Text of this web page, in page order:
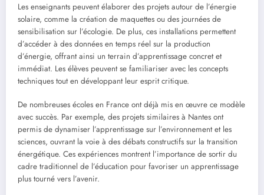
Les enseignants peuvent élaborer des projets autour de l’énergie
solaire, comme la création de maquettes ou des journées de
sensibilisation sur l’écologie. De plus, ces installations permettent
d’accéder à des données en temps réel sur la production
d’énergie, offrant ainsi un terrain d’apprentissage concret et
immédiat. Les élèves peuvent se familiariser avec les concepts
techniques tout en développant leur esprit critique.
De nombreuses écoles en France ont déjà mis en œuvre ce modèle
avec succès. Par exemple, des projets similaires à Nantes ont
permis de dynamiser l’apprentissage sur l’environnement et les
sciences, ouvrant la voie à des débats constructifs sur la transition
énergétique. Ces expériences montrent l’importance de sortir du
cadre traditionnel de l’éducation pour favoriser un apprentissage
plus tourné vers l’avenir.